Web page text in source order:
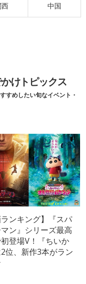
中国
けトピックス
すめしたい旬なイベント・
ランキング】『スパ
ン』シリーズ最高
登場V！『ちいか
位、新作3本がラン